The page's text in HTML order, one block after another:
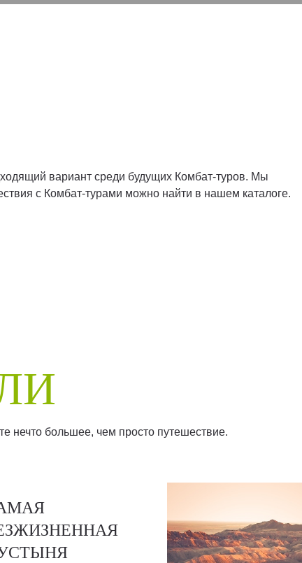
вариант среди будущих Комбат-туров. Мы
с Комбат-турами можно найти в нашем каталоге.
нечто большее, чем просто путешествие.